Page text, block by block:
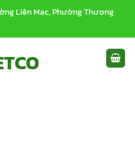
Liên Mạc, Phường Thượng